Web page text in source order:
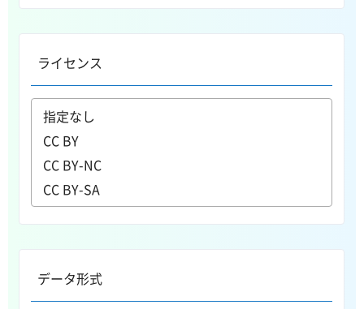
ライセンス
データ形式